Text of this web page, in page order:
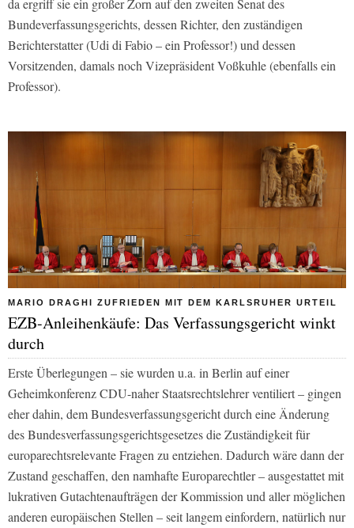
da ergriff sie ein großer Zorn auf den zweiten Senat des
Bundeverfassungsgerichts, dessen Richter, den zuständigen
Berichterstatter (Udi di Fabio – ein Professor!) und dessen
Vorsitzenden, damals noch Vizepräsident Voßkuhle (ebenfalls ein
Professor).
MARIO DRAGHI ZUFRIEDEN MIT DEM KARLSRUHER URTEIL
EZB-Anleihenkäufe: Das Verfassungsgericht winkt
durch
Erste Überlegungen – sie wurden u.a. in Berlin auf einer
Geheimkonferenz CDU-naher Staatsrechtslehrer ventiliert – gingen
eher dahin, dem Bundesverfassungsgericht durch eine Änderung
des Bundesverfassungsgerichtsgesetzes die Zuständigkeit für
europarechtsrelevante Fragen zu entziehen. Dadurch wäre dann der
Zustand geschaffen, den namhafte Europarechtler – ausgestattet mit
lukrativen Gutachtenaufträgen der Kommission und aller möglichen
anderen europäischen Stellen – seit langem einfordern, natürlich nur